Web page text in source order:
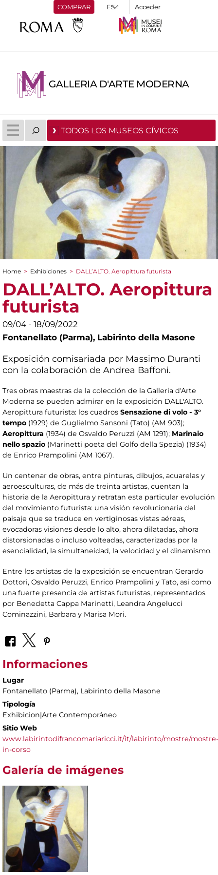
COMPRAR Acceder
GALLERIA D'ARTE MODERNA
TODOS LOS MUSEOS CÍVICOS
You are here
Home > Exhibiciones > DALL’ALTO. Aeropittura futurista
DALL’ALTO. Aeropittura
futurista
09/04 - 18/09/2022
Fontanellato (Parma), Labirinto della Masone
Exposición comisariada por Massimo Duranti
con la colaboración de Andrea Baffoni.
Tres obras maestras de la colección de la Galleria d'Arte
Moderna se pueden admirar en la exposición DALL'ALTO.
Aeropittura futurista: los cuadros Sensazione di volo - 3°
tempo (1929) de Guglielmo Sansoni (Tato) (AM 903);
Aeropittura (1934) de Osvaldo Peruzzi (AM 1291); Marinaio
nello spazio (Marinetti poeta del Golfo della Spezia) (1934)
de Enrico Prampolini (AM 1067).
Un centenar de obras, entre pinturas, dibujos, acuarelas y
aeroesculturas, de más de treinta artistas, cuentan la
historia de la Aeropittura y retratan esta particular evolución
del movimiento futurista: una visión revolucionaria del
paisaje que se traduce en vertiginosas vistas aéreas,
evocadoras visiones desde lo alto, ahora dilatadas, ahora
distorsionadas o incluso volteadas, caracterizadas por la
esencialidad, la simultaneidad, la velocidad y el dinamismo.
Entre los artistas de la exposición se encuentran Gerardo
Dottori, Osvaldo Peruzzi, Enrico Prampolini y Tato, así como
una fuerte presencia de artistas futuristas, representados
por Benedetta Cappa Marinetti, Leandra Angelucci
Cominazzini, Barbara y Marisa Mori.
Informaciones
Lugar
Fontanellato (Parma), Labirinto della Masone
Tipología
Exhibicion|Arte Contemporáneo
Sitio Web
www.labirintodifrancomariaricci.it/it/labirinto/mostre/mostre-
in-corso
Galería de imágenes